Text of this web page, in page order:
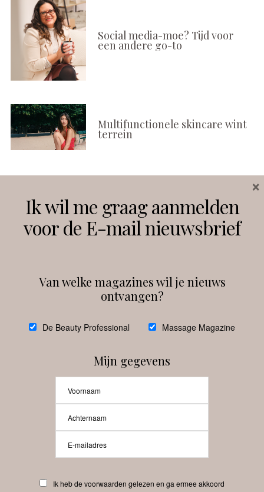
Social media-moe? Tijd voor
een andere go-to
Multifunctionele skincare wint
terrein
Instagram Facebook
debeautyprofessional
Beauty-Pro.nl
Ik wil me graag aanmelden
voor de E-mail nieuwsbrief
Van welke magazines wil je nieuws
ontvangen?
De Beauty Professional Massage Magazine
Mijn gegevens
Ik heb de voorwaarden gelezen en ga ermee akkoord
×